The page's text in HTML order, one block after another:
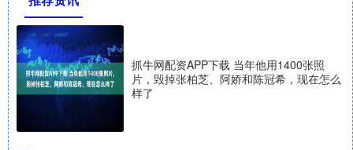
抓牛网配资APP下载 当年他用1400张照
片，毁掉张柏芝、阿娇和陈冠希，现在怎么
样了